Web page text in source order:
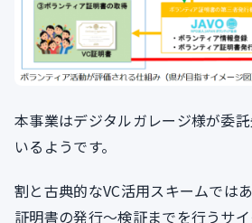
本事業はデジタルガレージ様が委
いるようです。
割と古典的なVC活用スキームでは
証明書の発行～検証までを行うサ